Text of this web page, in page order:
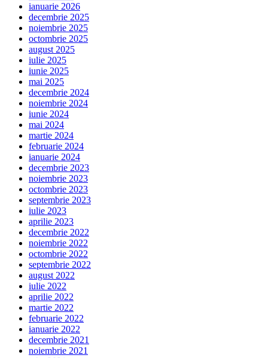
ianuarie 2026
decembrie 2025
noiembrie 2025
octombrie 2025
august 2025
iulie 2025
iunie 2025
mai 2025
decembrie 2024
noiembrie 2024
iunie 2024
mai 2024
martie 2024
februarie 2024
ianuarie 2024
decembrie 2023
noiembrie 2023
octombrie 2023
septembrie 2023
iulie 2023
aprilie 2023
decembrie 2022
noiembrie 2022
octombrie 2022
septembrie 2022
august 2022
iulie 2022
aprilie 2022
martie 2022
februarie 2022
ianuarie 2022
decembrie 2021
noiembrie 2021